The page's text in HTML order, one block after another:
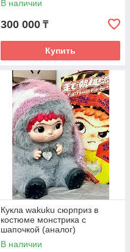
простой в использовании,
В наличии
300 000 ₸
Купить
Кукла wakuku сюрприз в
костюме монстрика с
шапочкой (аналог)
В наличии